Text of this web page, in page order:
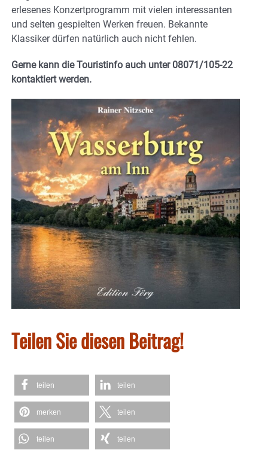
erlesenes Konzertprogramm mit vielen interessanten
und selten gespielten Werken freuen. Bekannte
Klassiker dürfen natürlich auch nicht fehlen.
Gerne kann die Touristinfo auch unter 08071/105-22
kontaktiert werden.
Teilen Sie diesen Beitrag!
teilen teilen
merken teilen
teilen teilen